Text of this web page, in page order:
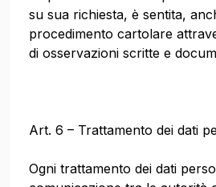
su sua richiesta, è sentita,
procedimento cartolare
di osservazioni scritte e
Art. 6 – Trattamento dei dati
Ogni trattamento dei dati